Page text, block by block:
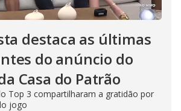
destaca as últimas
do anúncio do
Casa do Patrão
Top 3 compartilharam a gratidão por
jogo